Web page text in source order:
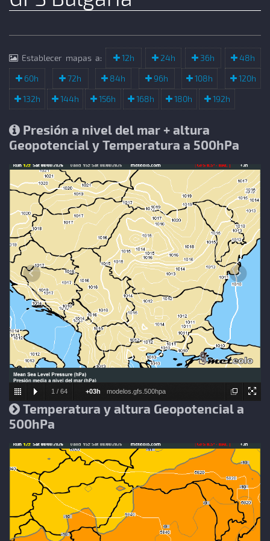
Establecer mapas a: 12h 24h 36h
48h
60h
72h 84h 96h 108h
120h
132h
144h 156h 168h 180h 192h
Presión a nivel del mar + altura
Geopotencial y Temperatura a 500hPa
1 / 64 +03h modelos.gfs.500hpa
Temperatura y altura Geopotencial a
500hPa